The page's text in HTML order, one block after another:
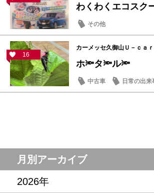
わくわくエコスク
その他
16
カーメッセ久御山Ｕ－ｃａｒ
ホ🔦タ🔦ル🔦
中古車 日常の出来
月別アーカイブ
2026年